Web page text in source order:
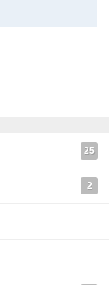
преди повече
25
2